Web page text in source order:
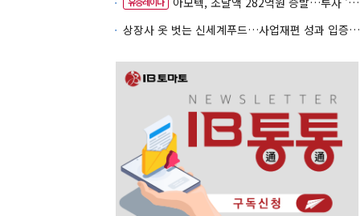
상장사 옷 벗는 신세계푸드…사업재편 성과 입증할까